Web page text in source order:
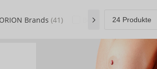
ORION Brands (41) Bestseller(0)